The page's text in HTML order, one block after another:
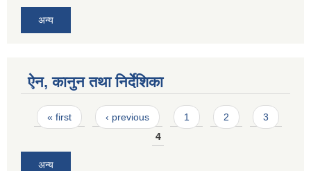
अन्य
ऐन, कानुन तथा निर्देशिका
Pages
« first ‹ previous 1 2
3
4
अन्य